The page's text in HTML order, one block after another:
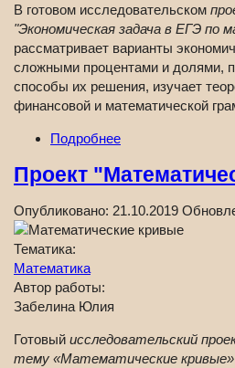
В готовом исследовательском
"Экономическая задача в ЕГЭ по
рассматривает варианты
сложными процентами и долями,
способы их решения, изучает
финансовой и математической
Подробнее
Проект
Опубликовано: 21.10.2019
Тематика:
Математика
Автор работы:
Забелина Юлия
Готовый исследовательский
тему «Математические кривые»